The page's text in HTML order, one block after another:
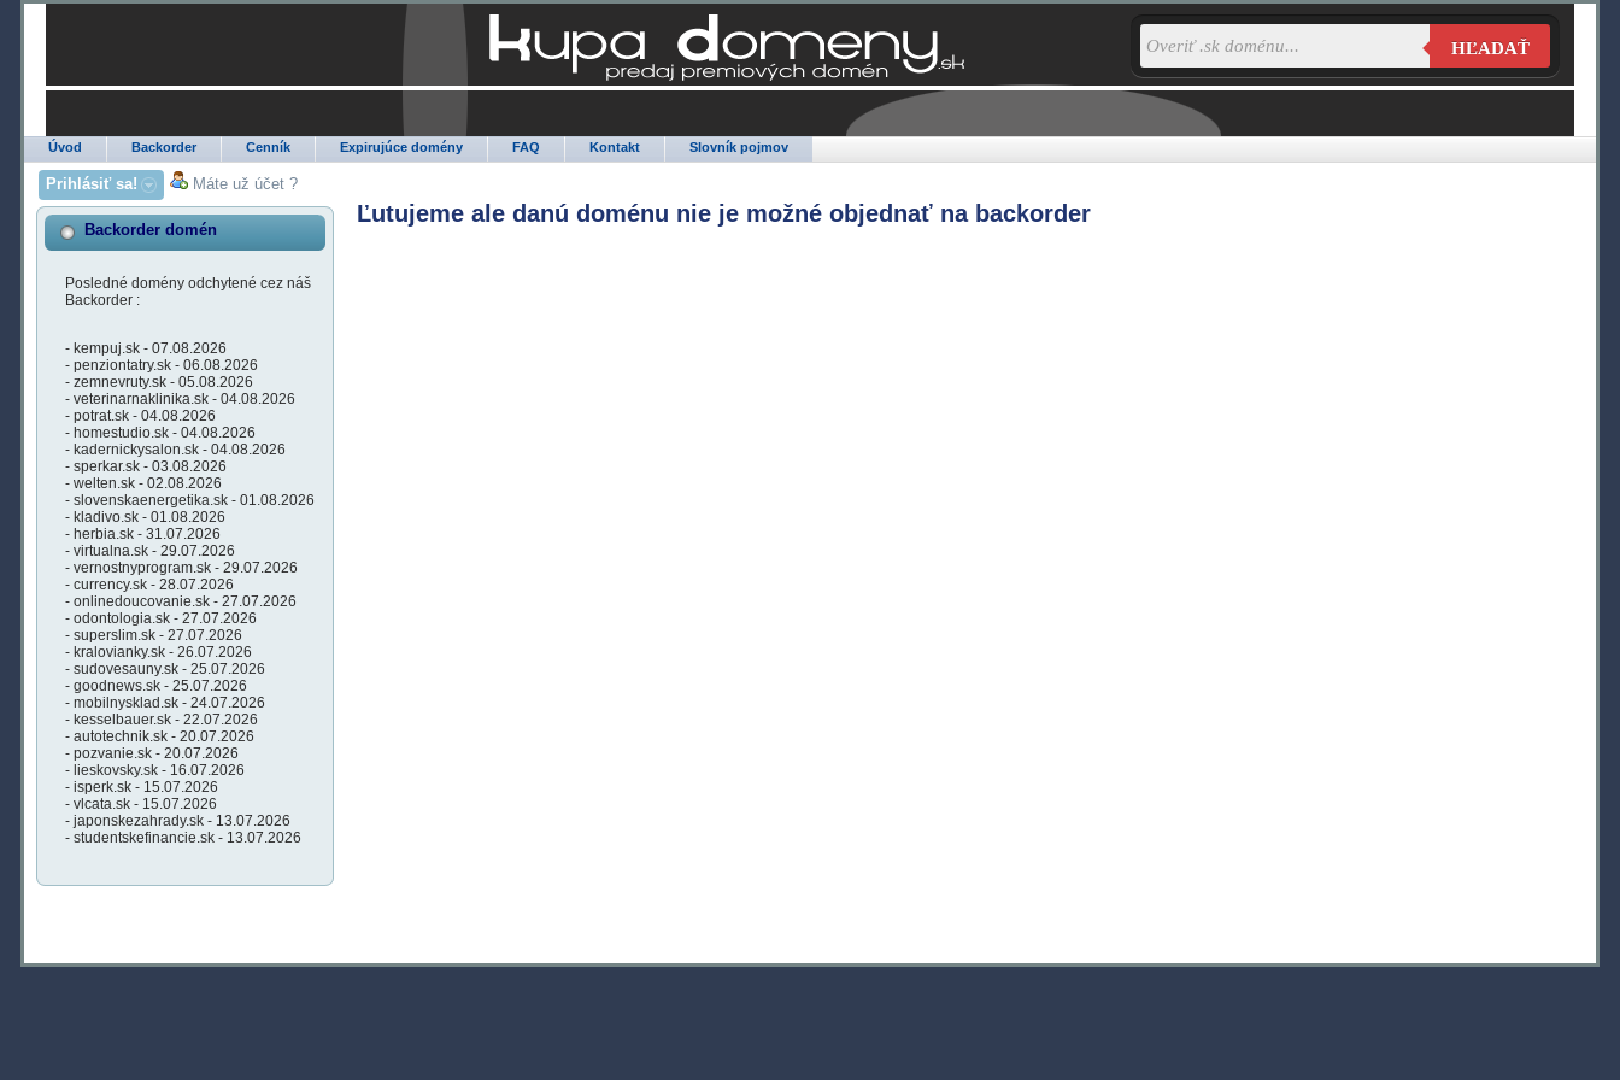
Úvod Backorder Cenník Expirujúce domény FAQ Kontakt Slovník pojmov
HĽADAŤ
Prihlásiť sa! Máte už účet ?
Backorder domén
Posledné domény odchytené cez náš
Backorder :
- kempuj.sk - 07.08.2026
- penziontatry.sk - 06.08.2026
- zemnevruty.sk - 05.08.2026
- veterinarnaklinika.sk - 04.08.2026
- potrat.sk - 04.08.2026
- homestudio.sk - 04.08.2026
- kadernickysalon.sk - 04.08.2026
- sperkar.sk - 03.08.2026
- welten.sk - 02.08.2026
- slovenskaenergetika.sk - 01.08.2026
- kladivo.sk - 01.08.2026
- herbia.sk - 31.07.2026
- virtualna.sk - 29.07.2026
- vernostnyprogram.sk - 29.07.2026
- currency.sk - 28.07.2026
- onlinedoucovanie.sk - 27.07.2026
- odontologia.sk - 27.07.2026
- superslim.sk - 27.07.2026
- kralovianky.sk - 26.07.2026
- sudovesauny.sk - 25.07.2026
- goodnews.sk - 25.07.2026
- mobilnysklad.sk - 24.07.2026
- kesselbauer.sk - 22.07.2026
- autotechnik.sk - 20.07.2026
- pozvanie.sk - 20.07.2026
- lieskovsky.sk - 16.07.2026
- isperk.sk - 15.07.2026
- vlcata.sk - 15.07.2026
- japonskezahrady.sk - 13.07.2026
- studentskefinancie.sk - 13.07.2026
Ľutujeme ale danú doménu nie je možné objednať na backorder